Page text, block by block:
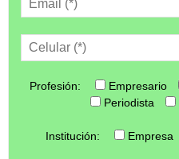
Profesión: Empresario
Periodista
Institución: Empresa